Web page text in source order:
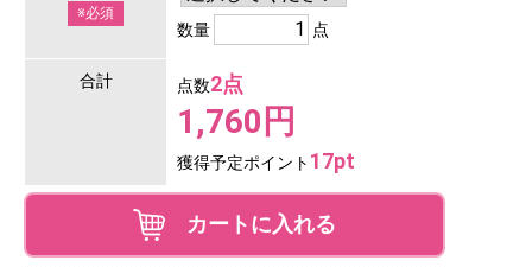
※必須
数量 点
合計 点数2点
1,760円
獲得予定ポイント 17pt
カートに入れる